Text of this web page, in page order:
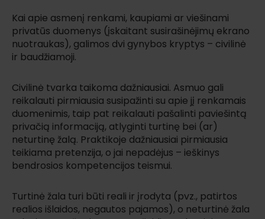
Kai apie asmenį renkami, kaupiami ar viešinami
privatūs duomenys (įskaitant susirašinėjimų ekrano
nuotraukas), galimos dvi gynybos kryptys – civilinė
ir baudžiamoji.
Civilinė tvarka taikoma dažniausiai. Asmuo gali
reikalauti pirmiausia susipažinti su apie jį renkamais
duomenimis, taip pat reikalauti pašalinti paviešintą
privačią informaciją, atlyginti turtinę bei (ar)
neturtinę žalą. Praktikoje dažniausiai pirmiausia
teikiama pretenzija, o jai nepadėjus – ieškinys
bendrosios kompetencijos teismui.
Turtinė žala turi būti reali ir įrodyta (pvz., patirtos
realios išlaidos, negautos pajamos), o neturtinė žala